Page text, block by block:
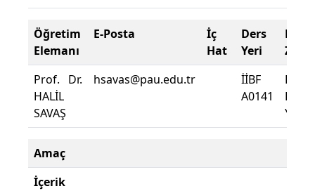
Öğretim
Elemanı
E-Posta
İç
Hat
Ders
Yeri
Prof. Dr.
HALİL
SAVAŞ
hsavas@pau.edu.tr
İİBF
A0141
Amaç
İçerik